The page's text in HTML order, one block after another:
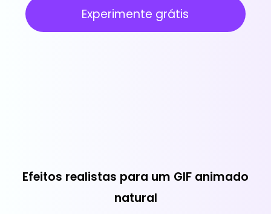
Experimente grátis
Efeitos realistas para um GIF animado
natural